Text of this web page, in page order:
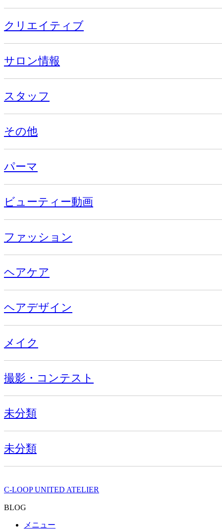
クリエイティブ
サロン情報
スタッフ
その他
パーマ
ビューティー動画
ファッション
ヘアケア
ヘアデザイン
メイク
撮影・コンテスト
未分類
未分類
C-LOOP UNITED ATELIER
BLOG
メニュー